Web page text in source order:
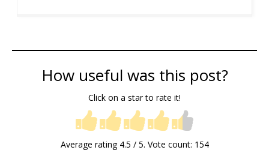
How useful was this post?
Click on a star to rate it!
Average rating 4.5 / 5. Vote count: 154